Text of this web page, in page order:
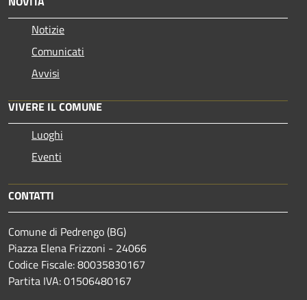
Notizie
Comunicati
Avvisi
VIVERE IL COMUNE
Luoghi
Eventi
CONTATTI
Comune di Pedrengo (BG)
Piazza Elena Frizzoni - 24066
Codice Fiscale: 80035830167
Partita IVA: 01506480167